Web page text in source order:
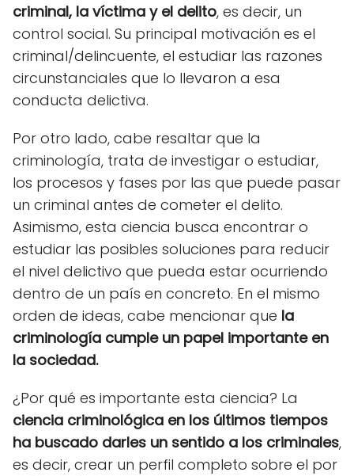
criminal, la víctima y el delito, es decir, un
control social. Su principal motivación es el
criminal/delincuente, el estudiar las razones
circunstanciales que lo llevaron a esa
conducta delictiva.
Por otro lado, cabe resaltar que la
criminología, trata de investigar o estudiar,
los procesos y fases por las que puede pasar
un criminal antes de cometer el delito.
Asimismo, esta ciencia busca encontrar o
estudiar las posibles soluciones para reducir
el nivel delictivo que pueda estar ocurriendo
dentro de un país en concreto. En el mismo
orden de ideas, cabe mencionar que la
criminología cumple un papel importante en
la sociedad.
¿Por qué es importante esta ciencia? La
ciencia criminológica en los últimos tiempos
ha buscado darles un sentido a los criminales,
es decir, crear un perfil completo sobre el por